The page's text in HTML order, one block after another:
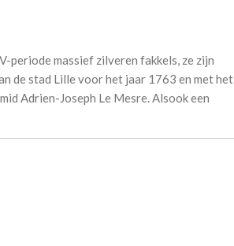
periode massief zilveren fakkels, ze zijn
de stad Lille voor het jaar 1763 en met het
Adrien-Joseph Le Mesre. Alsook een